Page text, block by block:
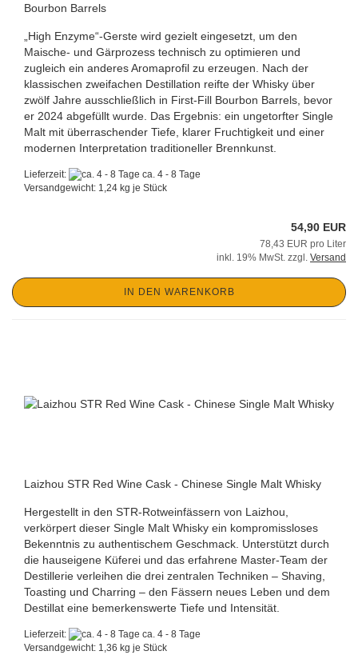
Bourbon Barrels
„High Enzyme“-Gerste wird gezielt eingesetzt, um den
Maische- und Gärprozess technisch zu optimieren und
zugleich ein anderes Aromaprofil zu erzeugen. Nach der
klassischen zweifachen Destillation reifte der Whisky über
zwölf Jahre ausschließlich in First-Fill Bourbon Barrels, bevor
er 2024 abgefüllt wurde. Das Ergebnis: ein ungetorfter Single
Malt mit überraschender Tiefe, klarer Fruchtigkeit und einer
modernen Interpretation traditioneller Brennkunst.
Lieferzeit:
ca. 4 - 8 Tage
Versandgewicht: 1,24 kg je Stück
54,90 EUR
78,43 EUR pro Liter
inkl. 19% MwSt. zzgl. Versand
IN DEN WARENKORB
Laizhou STR Red Wine Cask - Chinese Single Malt Whisky
Hergestellt in den STR-Rotweinfässern von Laizhou,
verkörpert dieser Single Malt Whisky ein kompromissloses
Bekenntnis zu authentischem Geschmack. Unterstützt durch
die hauseigene Küferei und das erfahrene Master-Team der
Destillerie verleihen die drei zentralen Techniken – Shaving,
Toasting und Charring – den Fässern neues Leben und dem
Destillat eine bemerkenswerte Tiefe und Intensität.
Lieferzeit:
ca. 4 - 8 Tage
Versandgewicht: 1,36 kg je Stück